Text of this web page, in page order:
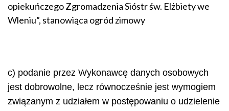
opiekuńczego Zgromadzenia Sióstr św. Elżbiety we
Wleniu”, stanowiąca ogród zimowy
c) podanie przez Wykonawcę danych osobowych
jest dobrowolne, lecz równocześnie jest wymogiem
związanym z udziałem w postępowaniu o udzielenie